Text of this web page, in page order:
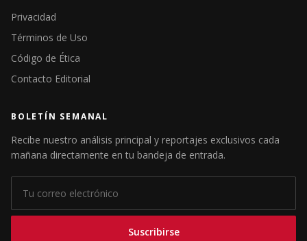
Privacidad
Términos de Uso
Código de Ética
Contacto Editorial
BOLETÍN SEMANAL
Recibe nuestro análisis principal y reportajes exclusivos cada
mañana directamente en tu bandeja de entrada.
Suscribirse